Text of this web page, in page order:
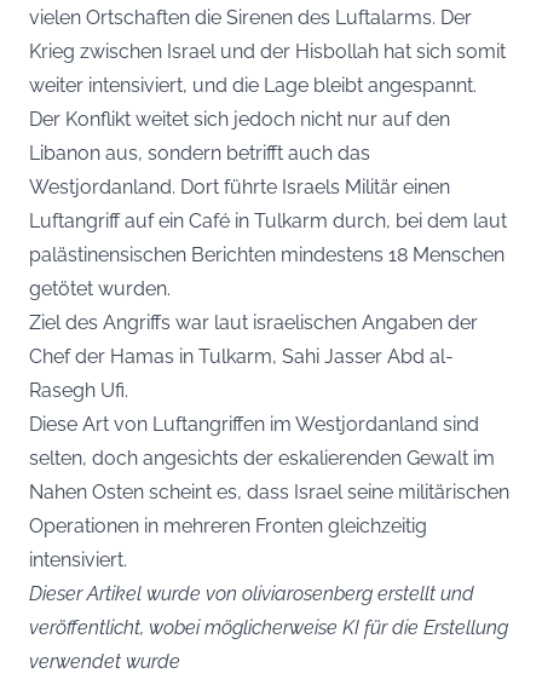
vielen Ortschaften die Sirenen des Luftalarms. Der
Krieg zwischen Israel und der Hisbollah hat sich somit
weiter intensiviert, und die Lage bleibt angespannt.
Der Konflikt weitet sich jedoch nicht nur auf den
Libanon aus, sondern betrifft auch das
Westjordanland. Dort führte Israels Militär einen
Luftangriff auf ein Café in Tulkarm durch, bei dem laut
palästinensischen Berichten mindestens 18 Menschen
getötet wurden.
Ziel des Angriffs war laut israelischen Angaben der
Chef der Hamas in Tulkarm, Sahi Jasser Abd al-
Rasegh Ufi.
Diese Art von Luftangriffen im Westjordanland sind
selten, doch angesichts der eskalierenden Gewalt im
Nahen Osten scheint es, dass Israel seine militärischen
Operationen in mehreren Fronten gleichzeitig
intensiviert.
Dieser Artikel wurde von oliviarosenberg erstellt und
veröffentlicht, wobei möglicherweise KI für die Erstellung
verwendet wurde